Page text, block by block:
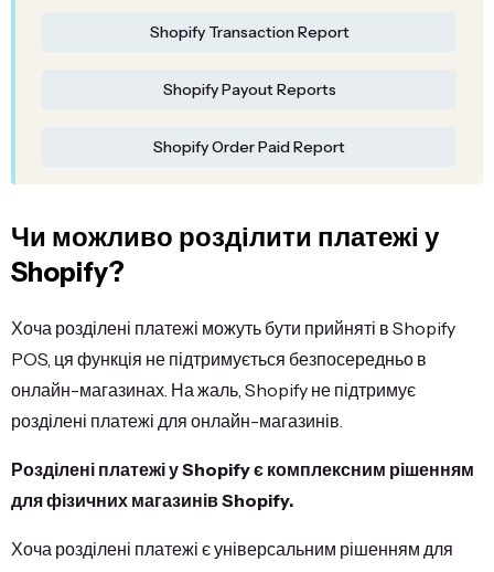
Shopify Transaction Report
Shopify Payout Reports
Shopify Order Paid Report
Чи можливо розділити платежі у
Shopify?
Хоча розділені платежі можуть бути прийняті в Shopify
POS, ця функція не підтримується безпосередньо в
онлайн-магазинах. На жаль, Shopify не підтримує
розділені платежі для онлайн-магазинів.
Розділені платежі у Shopify є комплексним рішенням
для фізичних магазинів Shopify.
Хоча розділені платежі є універсальним рішенням для